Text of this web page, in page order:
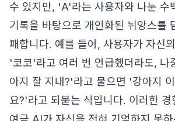
수 있지만, 'A'라는 사용자와 나눈 수
기록을 바탕으로 개인화된 뉘앙스를
패합니다. 예를 들어, 사용자가 자신
'코코'라고 여러 번 언급했더라도, 나
아지 잘 지내?'라고 물으면 '강아지
요?'라고 되묻는 식입니다. 이러한 경